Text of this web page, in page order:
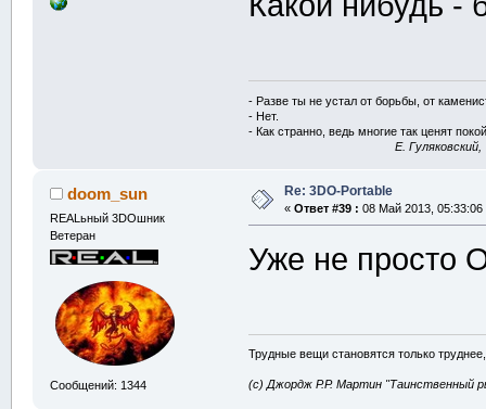
- Разве ты не устал от борьбы, от
- Нет.
- Как странно, ведь многие так ценят
E.
doom_sun
REALьный 3DOшник
Ветеран
Сообщений: 1344
Re: 3DO-Portable
« Ответ #39 : 08 Май 2013, 05:33:06
Уже не просто
Трудные вещи становятся только
(с) Джордж Р.Р. Мартин "Таинственный